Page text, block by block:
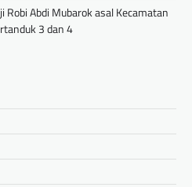
Robi Abdi Mubarok asal Kecamatan
3 dan 4